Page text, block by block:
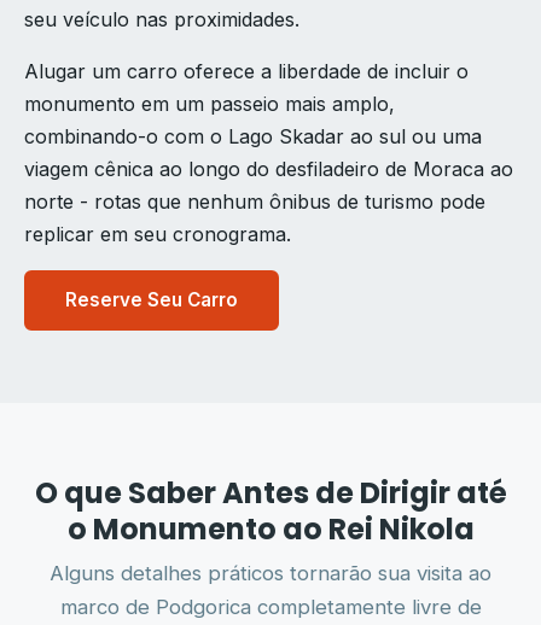
seu veículo nas proximidades.
Alugar um carro oferece a liberdade de incluir o
monumento em um passeio mais amplo,
combinando-o com o Lago Skadar ao sul ou uma
viagem cênica ao longo do desfiladeiro de Moraca ao
norte - rotas que nenhum ônibus de turismo pode
replicar em seu cronograma.
Reserve Seu Carro
O que Saber Antes de Dirigir até
o Monumento ao Rei Nikola
Alguns detalhes práticos tornarão sua visita ao
marco de Podgorica completamente livre de